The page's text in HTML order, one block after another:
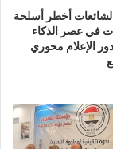
أخطر أسلحة
في عصر الذكاء
الإعلام محوري